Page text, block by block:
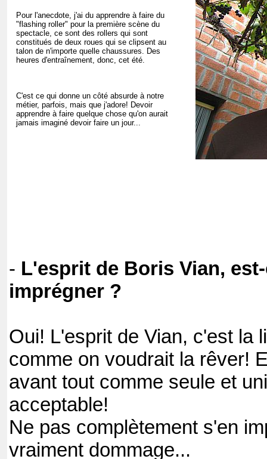
Pour l'anecdote, j'ai du apprendre à faire du
"flashing roller" pour la première scène du
spectacle, ce sont des rollers qui sont
constitués de deux roues qui se clipsent au
talon de n'importe quelle chaussures. Des
heures d'entraînement, donc, cet été.
C'est ce qui donne un côté absurde à notre
métier, parfois, mais que j'adore! Devoir
apprendre à faire quelque chose qu'on aurait
jamais imaginé devoir faire un jour...
- L'esprit de Boris Vian,
imprégner ?
Oui! L'esprit de Vian, c'est la
comme on voudrait la rêver!
avant tout comme seule et
acceptable!
Ne pas complètement s'en
vraiment dommage...